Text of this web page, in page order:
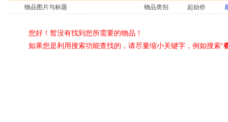
物品图片与标题 物品类别 起始价
您好！暂没有找到您所需要的物品！
如果您是利用搜索功能查找的，请尽量缩小关键字，例如搜索“